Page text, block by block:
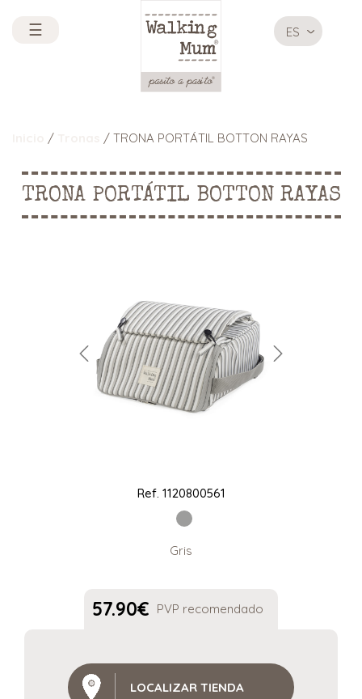
☰ ES
/ / TRONA PORTÁTIL BOTTON RAYAS
TRONA PORTÁTIL BOTTON RAYAS
Ref. 1120800561
Gris
57.90€ PVP recomendado
LOCALIZAR TIENDA